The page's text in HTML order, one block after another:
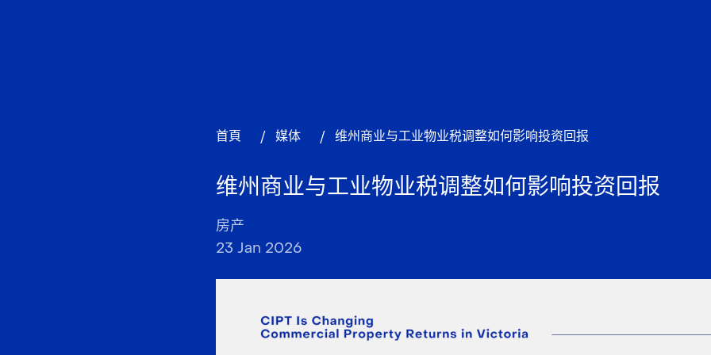
首頁 / 媒体 / 维州商业与工业物业税调整如何影响投资回报
维州商业与工业物业税调整如何影响投资回报
房产
23 Jan 2026